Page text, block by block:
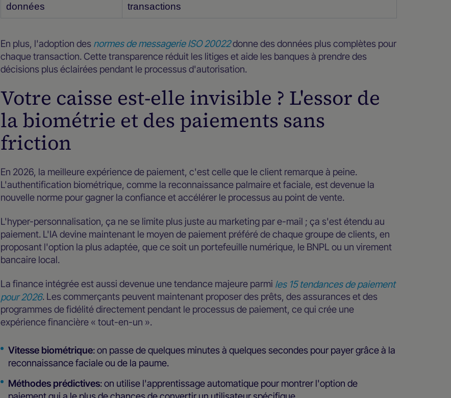
données
transactions
En plus, l'adoption des normes de messagerie ISO 20022donne des données plus complètes pour
chaque transaction. Cette transparence réduit les litiges et aide les banques à prendre des
décisions plus éclairées pendant le processus d'autorisation.
Votre caisse est-elle invisible ? L'essor de
la biométrie et des paiements sans
friction
En 2026, la meilleure expérience de paiement, c'est celle que le client remarque à peine.
L'authentification biométrique, comme la reconnaissance palmaire et faciale, est devenue la
nouvelle norme pour gagner la confiance et accélérer le processus au point de vente.
L'hyper-personnalisation, ça ne se limite plus juste au marketing par e-mail ; ça s'est étendu au
paiement. L'IA devine maintenant le moyen de paiement préféré de chaque groupe de clients, en
proposant l'option la plus adaptée, que ce soit un portefeuille numérique, le BNPL ou un virement
bancaire local.
La finance intégrée est aussi devenue une tendance majeure parmi les 15 tendances de paiement
pour 2026. Les commerçants peuvent maintenant proposer des prêts, des assurances et des
programmes de fidélité directement pendant le processus de paiement, ce qui crée une
expérience financière « tout-en-un ».
Vitesse biométrique: on passe de quelques minutes à quelques secondes pour payer grâce à la
reconnaissance faciale ou de la paume.
Méthodes prédictives: on utilise l'apprentissage automatique pour montrer l'option de